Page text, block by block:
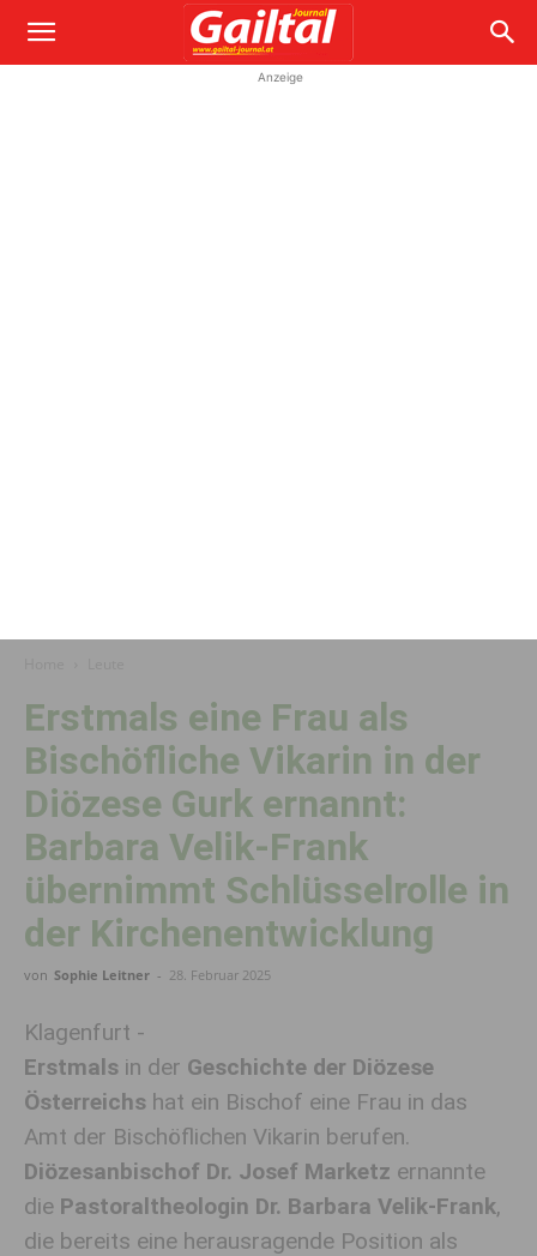
Anzeige
Erstmals eine Frau als
Bischöfliche Vikarin in der
Diözese Gurk ernannt:
Barbara Velik-Frank
übernimmt Schlüsselrolle in
der Kirchenentwicklung
von Sophie Leitner - 28. Februar 2025
Klagenfurt -
Erstmals in der Geschichte der Diözese
Österreichs hat ein Bischof eine Frau in das
Amt der Bischöflichen Vikarin berufen.
Diözesanbischof Dr. Josef Marketz ernannte
die Pastoraltheologin Dr. Barbara Velik-Frank,
die bereits eine herausragende Position als